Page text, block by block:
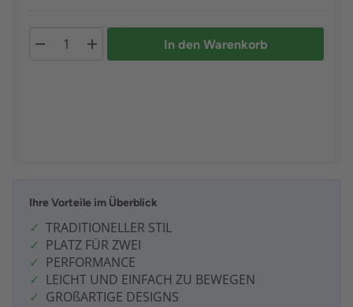
In den Warenkorb
Ihre Vorteile im Überblick
TRADITIONELLER STIL
PLATZ FÜR ZWEI
PERFORMANCE
LEICHT UND EINFACH ZU BEWEGEN
GROßARTIGE DESIGNS